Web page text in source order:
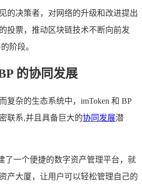
的决策者，对网络的升级和改进提出
投票，推动区块链技术不断向前发
阶段。
的协同发展
复杂的生态系统中，imToken 和 BP
联系,并且具备巨大的协同发展潜
了一个便捷的数字资产管理平台，就
产大厦，让用户可以轻松管理自己的